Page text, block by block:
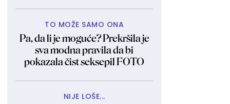
TO MOŽE SAMO ONA
Pa, da li je moguće? Prekršila je
sva modna pravila da bi
pokazala čist seksepil FOTO
NIJE LOŠE...